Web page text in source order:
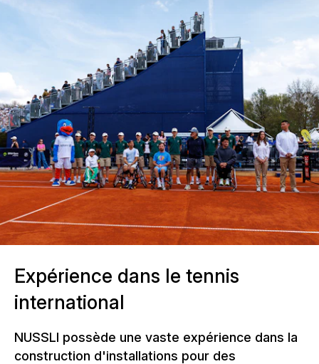
Expérience dans le tennis
international
NUSSLI possède une vaste expérience dans la
construction d'installations pour des